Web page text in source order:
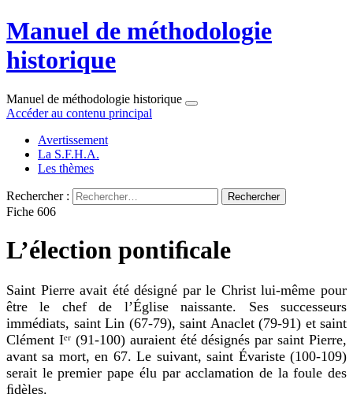
Manuel de méthodologie
historique
Manuel de méthodologie historique
Accéder au contenu principal
Avertissement
La S.F.H.A.
Les thèmes
Rechercher :
Fiche 606
L’élection pontiﬁcale
Saint Pierre avait été désigné par le Christ lui-même pour
être le chef de l’Église naissante. Ses successeurs
immédiats, saint Lin (67-79), saint Anaclet (79-91) et saint
Clément Iᵉʳ (91-100) auraient été désignés par saint Pierre,
avant sa mort, en 67. Le suivant, saint Évariste (100-109)
serait le premier pape élu par acclamation de la foule des
ﬁdèles.